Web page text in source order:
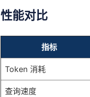
性能对比
指标
Token 消耗
查询速度